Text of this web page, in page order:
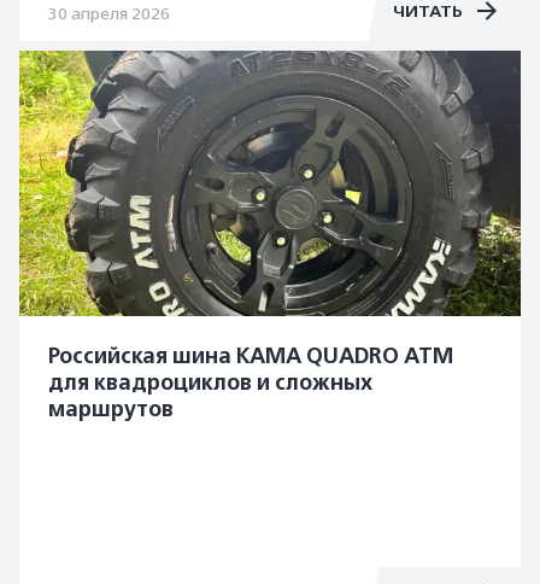
30 апреля 2026 ЧИТАТЬ
Российская шина KAMA QUADRO ATM
для квадроциклов и сложных
маршрутов